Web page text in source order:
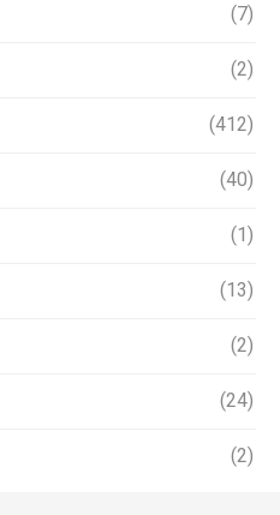
(7)
(2)
(412)
(40)
(1)
(13)
(2)
(24)
(2)